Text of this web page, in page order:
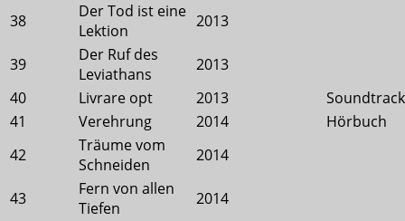
38
Der Tod ist eine
Lektion
2013
39
Der Ruf des
Leviathans
2013
40
Livrare opt 2013
Soundtrack
41
Verehrung 2014
Hörbuch
42
Träume vom
Schneiden
2014
43
Fern von allen
Tiefen
2014